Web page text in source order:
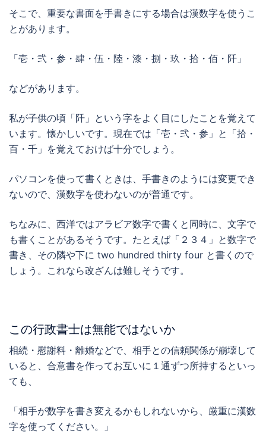
そこで、重要な書面を手書きにする場合は漢数字を使うこ
とがあります。
「壱・弐・参・肆・伍・陸・漆・捌・玖・拾・佰・阡」
などがあります。
私が子供の頃「阡」という字をよく目にしたことを覚えて
います。懐かしいです。現在では「壱・弐・参」と「拾・
百・千」を覚えておけば十分でしょう。
パソコンを使って書くときは、手書きのようには変更でき
ないので、漢数字を使わないのが普通です。
ちなみに、西洋ではアラビア数字で書くと同時に、文字で
も書くことがあるそうです。たとえば「２３４」と数字で
書き、その隣や下に two hundred thirty four と書くので
しょう。これなら改ざんは難しそうです。
この行政書士は無能ではないか
相続・慰謝料・離婚などで、相手との信頼関係が崩壊して
いると、合意書を作ってお互いに１通ずつ所持するといっ
ても、
「相手が数字を書き変えるかもしれないから、厳重に漢数
字を使ってください。」